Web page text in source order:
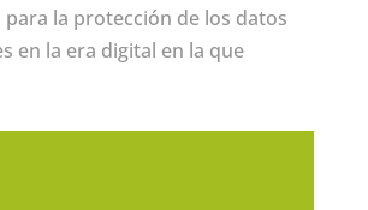
la protección de los datos
en la era digital en la que